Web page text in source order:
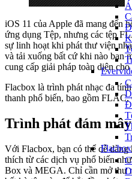
Flacbox
iOS 11 của Apple đã mang đến
ứng dụng Tệp, nhưng các tệp
sự linh hoạt khi phát thư viện
và tải xuống bất cứ khi nào bạn
cung cấp giải pháp toàn diện
Flacbox là trình phát nhạc đa
thanh phổ biến, bao gồm
Trình phát đám mây
Với Flacbox, bạn có thể dễ
thích từ các dịch vụ phổ biến
Box và MEGA. Chỉ cần mở thư